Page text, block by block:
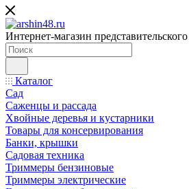
Интернет-магазин представительского
Каталог
Сад
Саженцы и рассада
Хвойные деревья и кустарники
Товары для консервирования
Банки, крышки
Садовая техника
Триммеры бензиновые
Триммеры электрические